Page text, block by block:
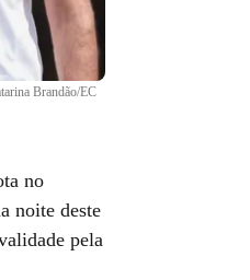
Brandão/EC
no
noite deste
pela